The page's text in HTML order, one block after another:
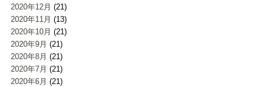
2020年12月 (21)
2020年11月 (13)
2020年10月 (21)
2020年9月 (21)
2020年8月 (21)
2020年7月 (21)
2020年6月 (21)